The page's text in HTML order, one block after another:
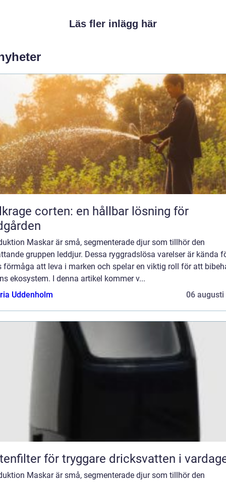
Läs fler inlägg här
corten: en hållbar lösning för
Maskar är små, segmenterade djur som tillhör den
gruppen leddjur. Dessa ryggradslösa varelser är kända
förmåga att leva i marken och spelar en viktig roll för att
ekosystem. I denna artikel kommer v...
Uddenholm
06 augusti
för tryggare dricksvatten i
Maskar är små, segmenterade djur som tillhör den